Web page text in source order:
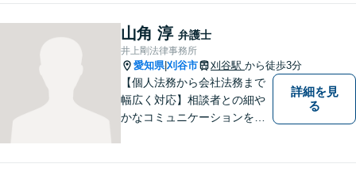
サービスを提供。【駐車場完
備】
山角 淳 弁護士
井上剛法律事務所
愛知県|刈谷市 刈谷駅 から徒歩3分
【個人法務から会社法務まで
幅広く対応】相談者との細や
かなコミュニケーションを大
詳細を見
る